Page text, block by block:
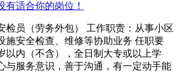
有适合你的岗位！
检员（劳务外包） 工作职责：从事小区
施安全检查、维修等协助业务 任职要
以内（不含），全日制大专或以上学
与服务意识，善于沟通，有一定动手能